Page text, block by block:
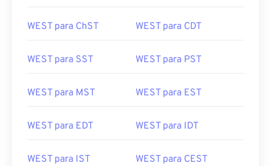
WEST para ChST WEST para CDT
WEST para SST WEST para PST
WEST para MST WEST para EST
WEST para EDT WEST para IDT
WEST para IST WEST para CEST